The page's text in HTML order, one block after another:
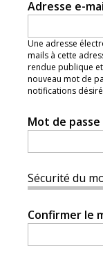
Adresse e-
Une adresse
mails à cette
rendue publique
nouveau mot de
notifications
Mot de passe
Sécurité du
Confirmer le